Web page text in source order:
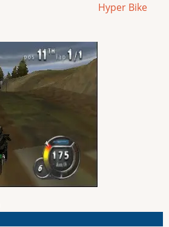
Hyper Bike